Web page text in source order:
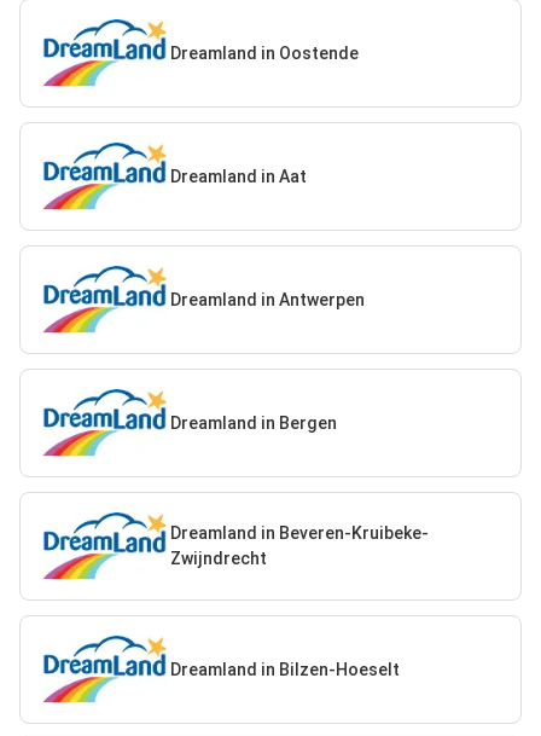
Dreamland in Oostende
Dreamland in Aat
Dreamland in Antwerpen
Dreamland in Bergen
Dreamland in Beveren-Kruibeke-
Zwijndrecht
Dreamland in Bilzen-Hoeselt